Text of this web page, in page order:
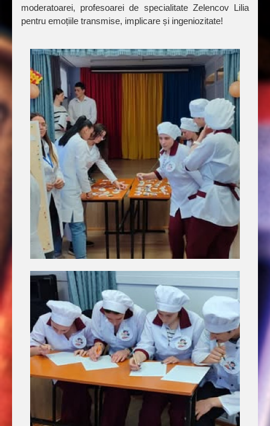
moderatoarei, profesoarei de specialitate Zelencov Lilia
pentru emoțiile transmise, implicare și ingeniozitate!